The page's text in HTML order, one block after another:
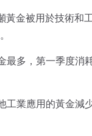
黃金被用於技術和
最多，第一季度消
工業應用的黃金減